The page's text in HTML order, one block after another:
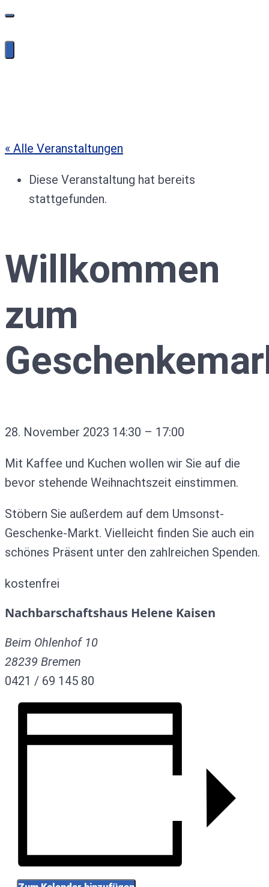
« Alle Veranstaltungen
Diese Veranstaltung hat bereits
stattgefunden.
Willkommen
zum
28. November 2023 14:30 – 17:00
Mit Kaffee und Kuchen wollen wir Sie auf die
bevor stehende Weihnachtszeit einstimmen.
Stöbern Sie außerdem auf dem Umsonst-
Geschenke-Markt. Vielleicht finden Sie auch ein
schönes Präsent unter den zahlreichen Spenden.
kostenfrei
Nachbarschaftshaus Helene Kaisen
Beim Ohlenhof 10
28239 Bremen
0421 / 69 145 80